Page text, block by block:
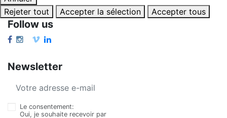
Rejeter tout
Accepter la sélection Accepter tous
Follow us
Newsletter
Le consentement:
Oui, je souhaite recevoir par